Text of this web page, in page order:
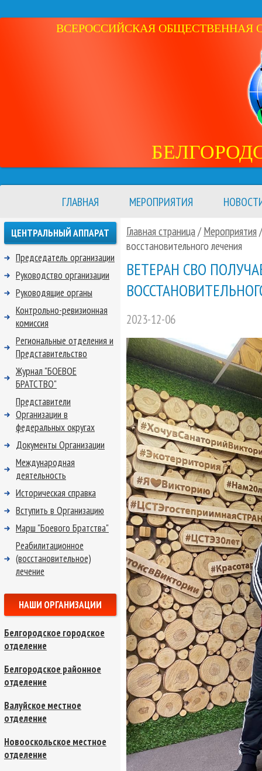
ВСЕРОССИЙСКАЯ ОБЩЕСТВЕННАЯ
ГЛАВНАЯ МЕРОПРИЯТИЯ
Главная страница/ Мероприятия
восстановительного лечения
ВЕТЕРАН СВО
2023-12-06
ЦЕНТРАЛЬНЫЙ АППАРАТ
Председатель организации
Руководство организации
Руководящие органы
Контрольно-ревизионная
комиссия
Региональные отделения и
Представительство
Журнал "БОЕВОЕ
БРАТСТВО"
Представители
Организации в
федеральных округах
Документы Организации
Международная
деятельность
Историческая справка
Вступить в Организацию
Марш "Боевого Братства"
Реабилитационное
(восстановительное)
лечение
НАШИ ОРГАНИЗАЦИИ
Белгородское городское
отделение
Белгородское районное
отделение
Валуйское местное
отделение
Новооскольское местное
отделение